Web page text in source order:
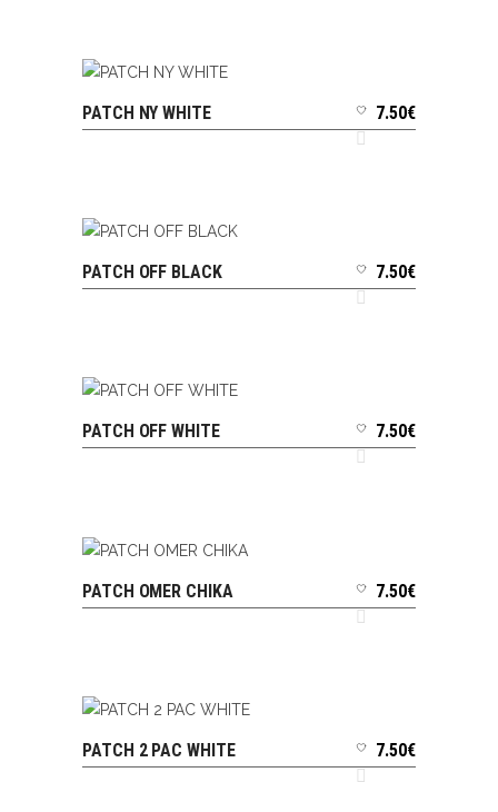
AJOUTER AU PANIER
PATCH NY WHITE 7.50€
AJOUTER AU PANIER
PATCH OFF BLACK 7.50€
AJOUTER AU PANIER
PATCH OFF WHITE 7.50€
AJOUTER AU PANIER
PATCH OMER CHIKA 7.50€
AJOUTER AU PANIER
PATCH 2 PAC WHITE 7.50€